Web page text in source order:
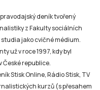
jako cvičné médium.
už v roce 1997, kdy byl
republice.
Stisk Online, Rádio Stisk, TV
kurzů (s přesahem
je simulace redakčního
všechny základní role při